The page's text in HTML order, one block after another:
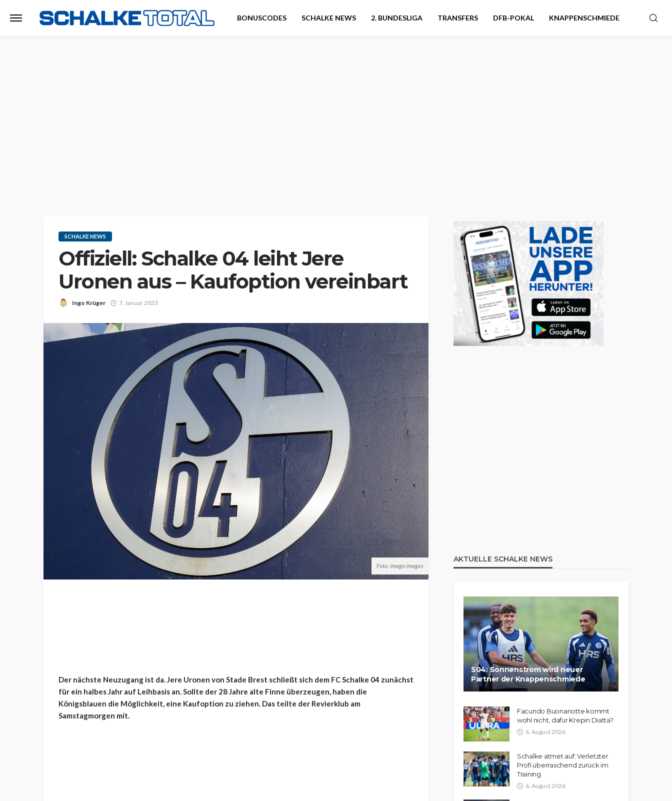
BONUSCODES SCHALKE NEWS 2. BUNDESLIGA TRANSFERS DFB-POKAL KNAPPENSCHMIEDE
SCHALKE NEWS
Offiziell: Schalke 04 leiht Jere
Uronen aus – Kaufoption vereinbart
Ingo Krüger 7. Januar 2023
Foto: imago images
Der nächste Neuzugang ist da. Jere Uronen von Stade Brest schließt sich dem FC Schalke 04 zunächst
für ein halbes Jahr auf Leihbasis an. Sollte der 28 Jahre alte Finne überzeugen, haben die
Königsblauen die Möglichkeit, eine Kaufoption zu ziehen. Das teilte der Revierklub am
Samstagmorgen mit.
AKTUELLE SCHALKE NEWS
S04: Sonnenstrom wird neuer
Partner der Knappenschmiede
Facundo Buonanotte kommt
wohl nicht, dafür Krepin Diatta?
6. August 2026
Schalke atmet auf: Verletzter
Profi überraschend zurück im
Training
6. August 2026